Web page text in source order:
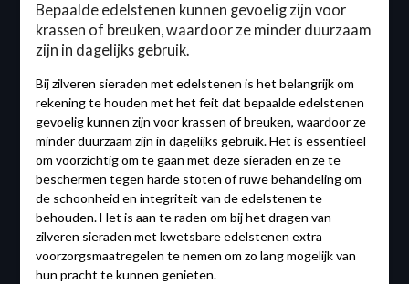
Bepaalde edelstenen kunnen gevoelig zijn voor
krassen of breuken, waardoor ze minder duurzaam
zijn in dagelijks gebruik.
Bij zilveren sieraden met edelstenen is het belangrijk om
rekening te houden met het feit dat bepaalde edelstenen
gevoelig kunnen zijn voor krassen of breuken, waardoor ze
minder duurzaam zijn in dagelijks gebruik. Het is essentieel
om voorzichtig om te gaan met deze sieraden en ze te
beschermen tegen harde stoten of ruwe behandeling om
de schoonheid en integriteit van de edelstenen te
behouden. Het is aan te raden om bij het dragen van
zilveren sieraden met kwetsbare edelstenen extra
voorzorgsmaatregelen te nemen om zo lang mogelijk van
hun pracht te kunnen genieten.